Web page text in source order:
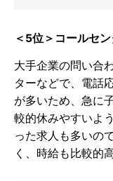
＜5位＞コールセ
大手企業の問い合
ターなどで、電話
が多いため、急に
較的休みやすいよ
った求人も多いの
く、時給も比較的